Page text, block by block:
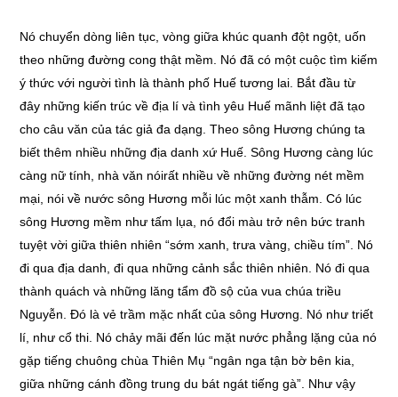
Nó chuyển dòng liên tục, vòng giữa khúc quanh đột ngột, uốn
theo những đường cong thật mềm. Nó đã có một cuộc tìm kiếm
ý thức với người tình là thành phố Huế tương lai. Bắt đầu từ
đây những kiến trúc về địa lí và tình yêu Huế mãnh liệt đã tạo
cho câu văn của tác giả đa dạng. Theo sông Hương chúng ta
biết thêm nhiều những địa danh xứ Huế. Sông Hương càng lúc
càng nữ tính, nhà văn nóirất nhiều về những đường nét mềm
mại, nói về nước sông Hương mỗi lúc một xanh thẫm. Có lúc
sông Hương mềm như tấm lụa, nó đổi màu trở nên bức tranh
tuyệt vời giữa thiên nhiên “sớm xanh, trưa vàng, chiều tím”. Nó
đi qua địa danh, đi qua những cảnh sắc thiên nhiên. Nó đi qua
thành quách và những lăng tẩm đồ sộ của vua chúa triều
Nguyễn. Đó là vẻ trầm mặc nhất của sông Hương. Nó như triết
lí, như cổ thi. Nó chảy mãi đến lúc mặt nước phẳng lặng của nó
gặp tiếng chuông chùa Thiên Mụ “ngân nga tận bờ bên kia,
giữa những cánh đồng trung du bát ngát tiếng gà”. Như vậy